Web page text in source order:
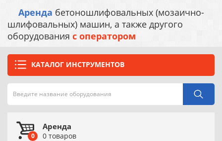
Аренда бетоношлифовальных (мозаично-
шлифовальных) машин, а также другого
оборудования с оператором
КАТАЛОГ ИНСТРУМЕНТОВ
0
Аренда
0 товаров